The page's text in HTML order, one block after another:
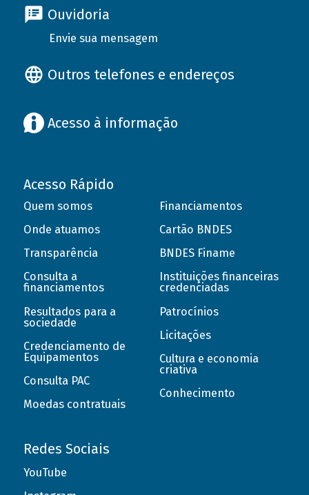
Ouvidoria
Envie sua mensagem
Outros telefones e endereços
Acesso à informação
Acesso Rápido
Quem somos
Onde atuamos
Transparência
Consulta a
financiamentos
Resultados para a
sociedade
Credenciamento de
Equipamentos
Consulta PAC
Moedas contratuais
Financiamentos
Cartão BNDES
BNDES Finame
Instituições financeiras
credenciadas
Patrocínios
Licitações
Cultura e economia
criativa
Conhecimento
Redes Sociais
YouTube